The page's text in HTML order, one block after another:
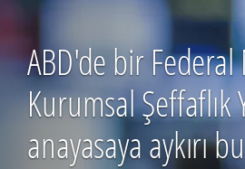
ABD'de bir
Kurumsal Şeffaflık
anayasaya aykırı